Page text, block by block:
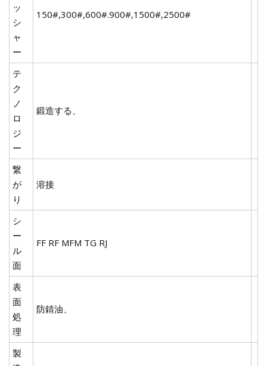
ッ
シ
ャ
ー
150#,300#,600#.900#,1500#,2500#
テ
ク
ノ
ロ
ジ
ー
鍛造する、
繋
が
り
溶接
シ
ー
ル
面
FF RF MFM TG RJ
表
面
処
理
防錆油、
製